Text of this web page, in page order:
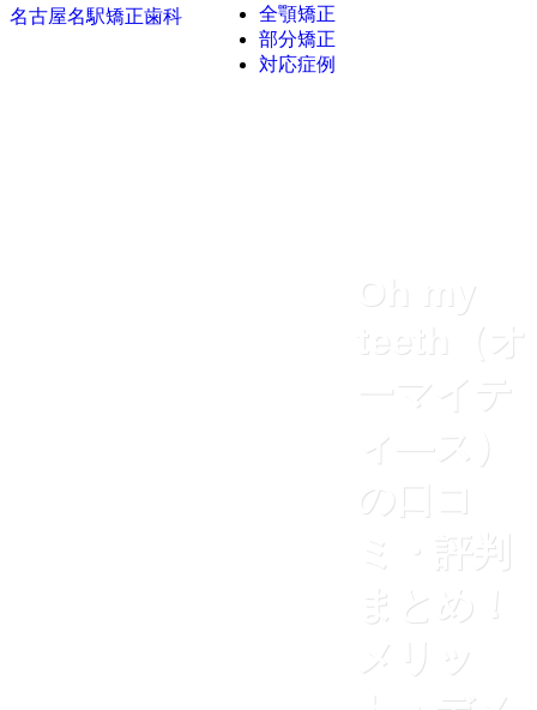
名古屋名駅矯正歯科
全顎矯正
部分矯正
対応症例
Oh my
teeth（オ
ーマイテ
ィ―ス）
の口コ
ミ・評判
まとめ！
メリッ